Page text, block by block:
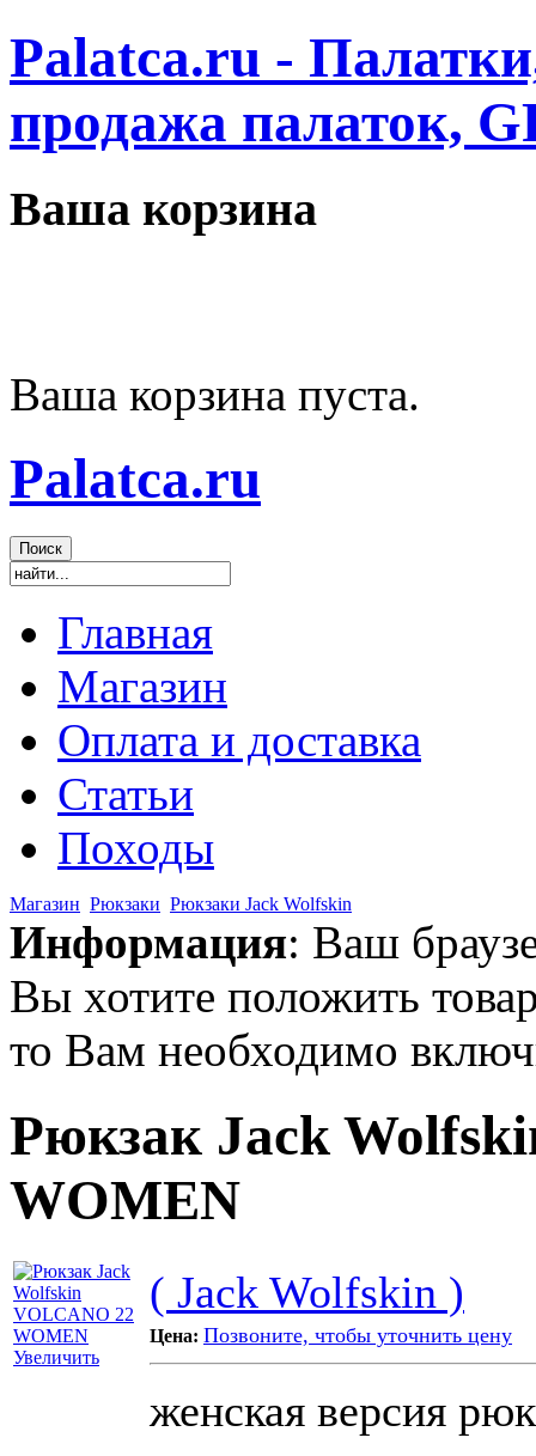
Palatca.ru -
продажа палаток,
Ваша корзина
Ваша корзина пуста.
Palatca.ru
Главная
Магазин
Оплата и доставка
Статьи
Походы
Магазин Рюкзаки Рюкзаки Jack Wolfskin
Информация: Ваш
Вы хотите положить
то Вам необходимо
Рюкзак Jack
WOMEN
Увеличить
( Jack Wolfskin )
Цена: Позвоните, чтобы уточнить цену
женская версия